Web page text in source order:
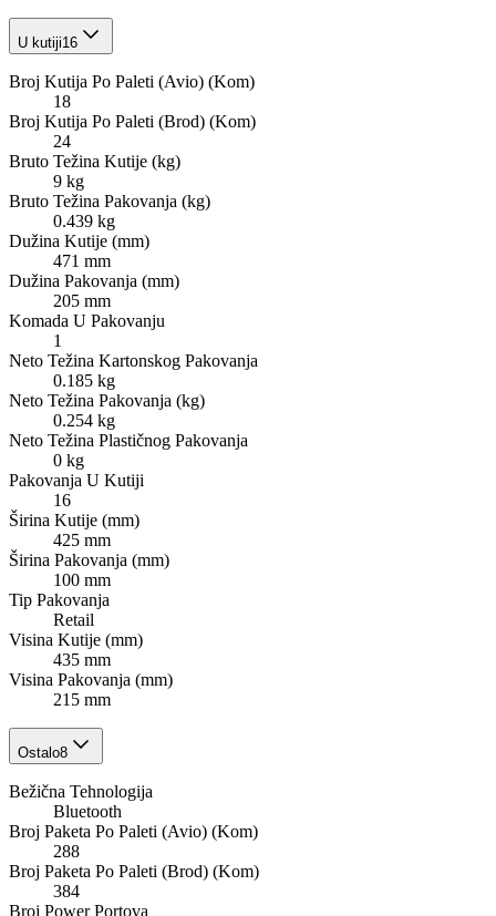
U kutiji16
Broj Kutija Po Paleti (Avio) (Kom)
18
Broj Kutija Po Paleti (Brod) (Kom)
24
Bruto Težina Kutije (kg)
9 kg
Bruto Težina Pakovanja (kg)
0.439 kg
Dužina Kutije (mm)
471 mm
Dužina Pakovanja (mm)
205 mm
Komada U Pakovanju
1
Neto Težina Kartonskog Pakovanja
0.185 kg
Neto Težina Pakovanja (kg)
0.254 kg
Neto Težina Plastičnog Pakovanja
0 kg
Pakovanja U Kutiji
16
Širina Kutije (mm)
425 mm
Širina Pakovanja (mm)
100 mm
Tip Pakovanja
Retail
Visina Kutije (mm)
435 mm
Visina Pakovanja (mm)
215 mm
Ostalo8
Bežična Tehnologija
Bluetooth
Broj Paketa Po Paleti (Avio) (Kom)
288
Broj Paketa Po Paleti (Brod) (Kom)
384
Broj Power Portova